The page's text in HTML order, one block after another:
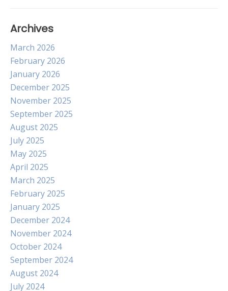
Archives
March 2026
February 2026
January 2026
December 2025
November 2025
September 2025
August 2025
July 2025
May 2025
April 2025
March 2025
February 2025
January 2025
December 2024
November 2024
October 2024
September 2024
August 2024
July 2024